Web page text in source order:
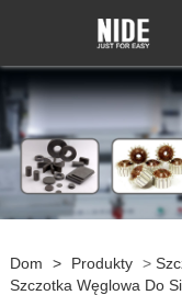
Dom > Produkty >
Szczotka Węglowa Do